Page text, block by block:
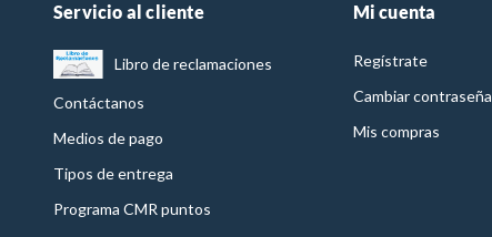
Servicio al cliente
Libro de reclamaciones
Contáctanos
Medios de pago
Tipos de entrega
Programa CMR puntos
Mi cuenta
Regístrate
Cambiar contraseña
Mis compras